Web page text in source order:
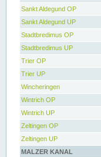
Sankt Aldegund OP
Sankt Aldegund UP
Stadtbredimus OP
Stadtbredimus UP
Trier OP
Trier UP
Wincheringen
Wintrich OP
Wintrich UP
Zeltingen OP
Zeltingen UP
MALZER KANAL